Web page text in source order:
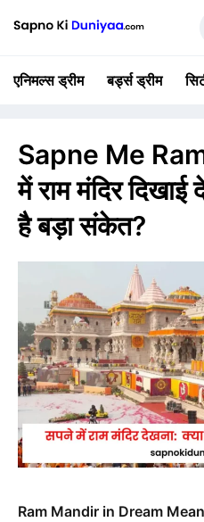
एनिमल्स ड्रीम बर्ड्स ड्रीम
Sapne Me
में राम मंदिर दिखाई
है बड़ा संकेत?
Ram Mandir in Dream